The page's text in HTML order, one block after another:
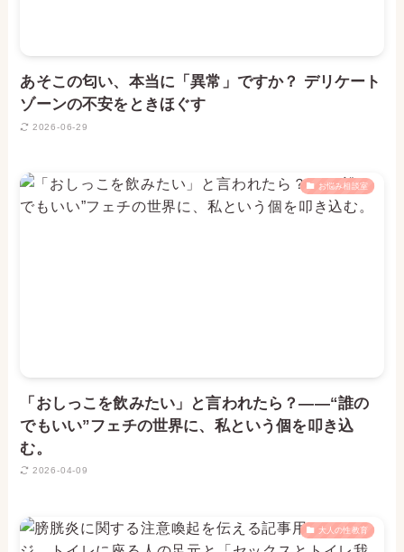
あそこの匂い、本当に「異常」ですか？ デリケート
ゾーンの不安をときほぐす
2026-06-29
お悩み相談室
「おしっこを飲みたい」と言われたら？――“誰の
でもいい”フェチの世界に、私という個を叩き込
む。
2026-04-09
大人の性教育